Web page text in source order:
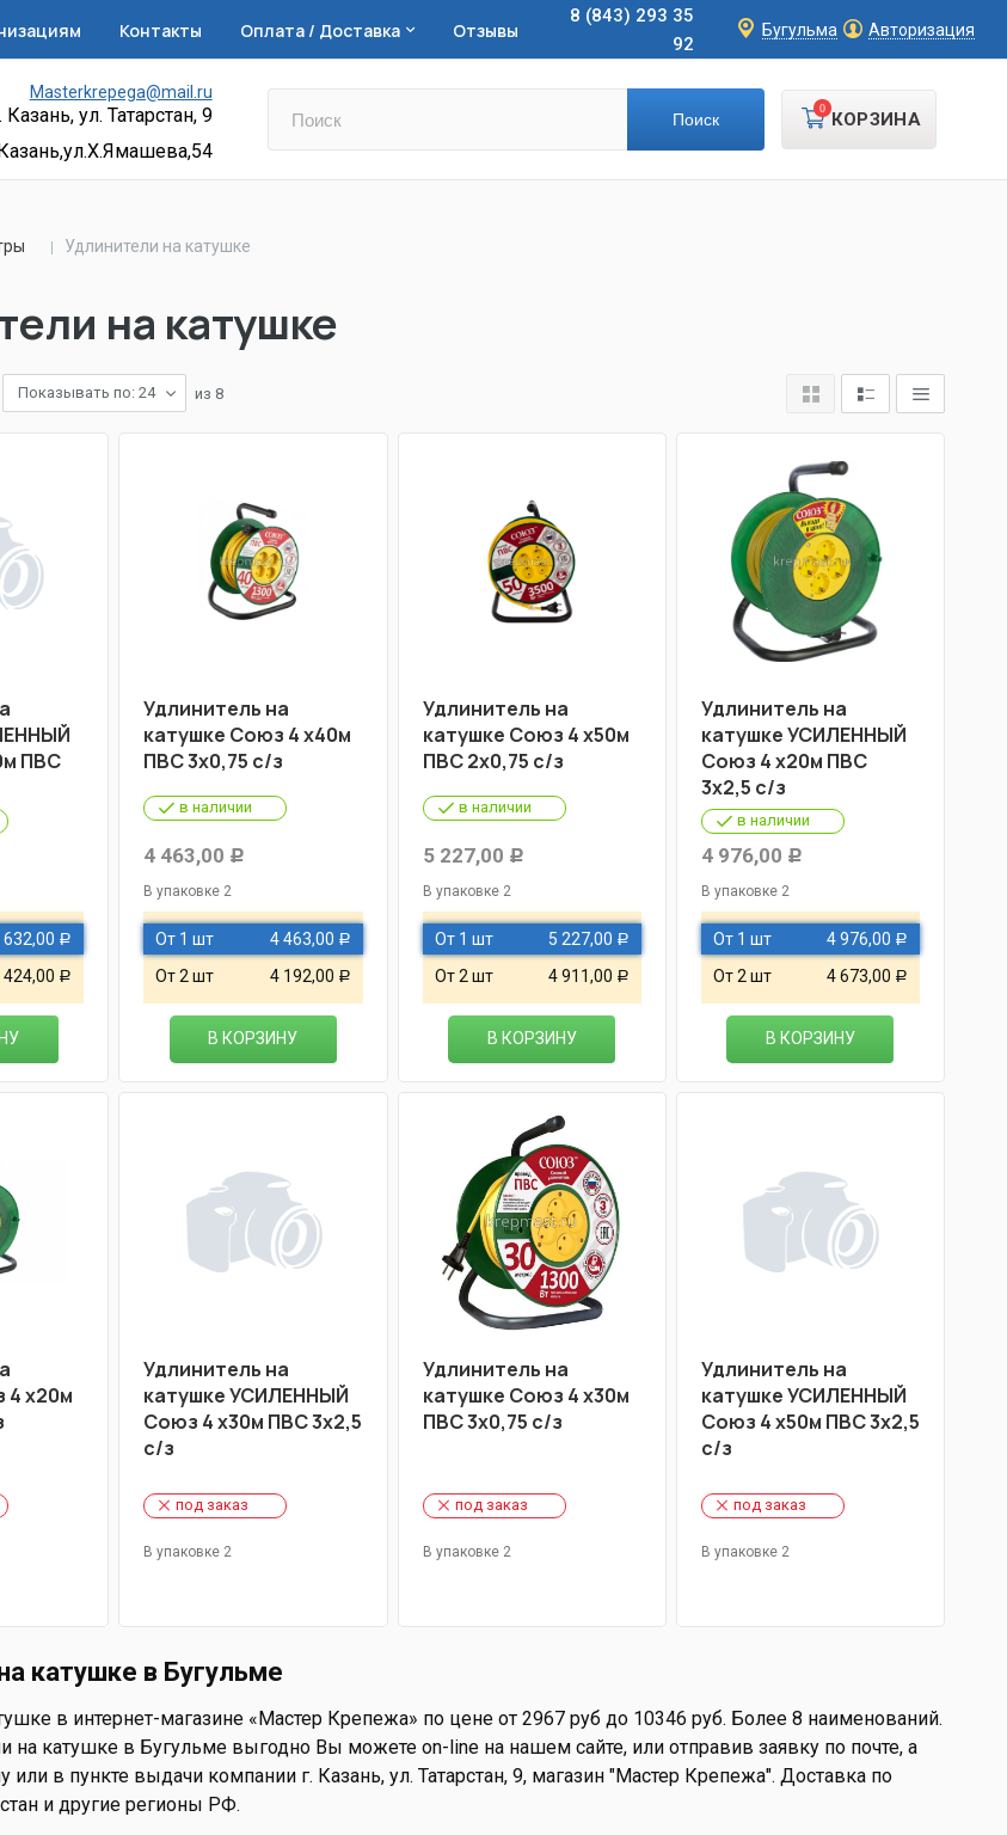
Контакты Оплата / Доставка Отзывы
8 (843) 293 35
92
Бугульма Авторизация
Masterkrepega@mail.ru
Казань, ул. Татарстан, 9
КОРЗИНА
0
Удлинители на катушке
на катушке
Показывать по: 24 из 8
ПВС
632,00 Р
424,00 Р
Удлинитель на
катушке Союз 4 х40м
ПВС 3х0,75 c/з
в наличии
4 463,00 Р
В упаковке 2
От 1 шт 4 463,00 Р
От 2 шт 4 192,00 Р
В КОРЗИНУ
Удлинитель на
катушке Союз 4 х50м
ПВС 2х0,75 c/з
в наличии
5 227,00 Р
В упаковке 2
От 1 шт 5 227,00 Р
От 2 шт 4 911,00 Р
В КОРЗИНУ
Удлинитель на
катушке УСИЛЕННЫЙ
Союз 4 х20м ПВС
3х2,5 c/з
в наличии
4 976,00 Р
В упаковке 2
От 1 шт 4 976,00 Р
От 2 шт 4 673,00 Р
В КОРЗИНУ
4 х20м
Удлинитель на
катушке УСИЛЕННЫЙ
Союз 4 х30м ПВС 3х2,5
c/з
под заказ
В упаковке 2
Удлинитель на
катушке Союз 4 х30м
ПВС 3х0,75 c/з
под заказ
В упаковке 2
Удлинитель на
катушке УСИЛЕННЫЙ
Союз 4 х50м ПВС 3х2,5
c/з
под заказ
В упаковке 2
катушке в Бугульме
в интернет-магазине «Мастер Крепежа» по цене от 2967 руб до 10346 руб. Более 8 наименований.
на катушке в Бугульме выгодно Вы можете on-line на нашем сайте, или отправив заявку по почте, а
или в пункте выдачи компании г. Казань, ул. Татарстан, 9, магазин "Мастер Крепежа". Доставка по
и другие регионы РФ.